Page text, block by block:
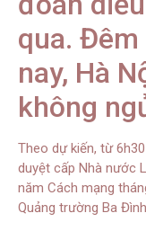
qua.
nay, Hà
không
Theo dự kiến, từ
duyệt cấp Nhà nước
năm Cách mạng
Quảng trường Ba